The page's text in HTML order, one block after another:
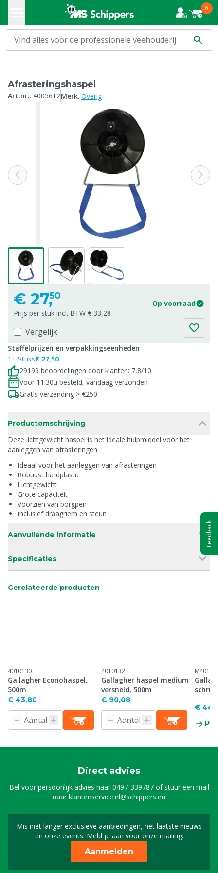
0
Afrasteringshaspel
Art.nr.: 4005612Merk: Overig
€ 27,50
Op voorraad
Prijs per stuk incl. BTW € 33,28
Vergelijk
Staffelprijzen en verpakkingseenheden
1+ Stuks€ 27,50
29199 beoordelingen door klanten: 7,8/10
Voor 11:30u besteld, vandaag verzonden
Gratis verzending > €250
Productomschrijving
Deze lichtgewicht haspel is het ideale hulpmiddel voor het
aanleggen van afrasteringen
Ideaal voor het aanleggen van afrasteringen
Robuust hardplastic
Lichtgewicht
Grote capaciteit
Voorzien van borgpen
Inclusief draagriem en steun
Aanvullende informatie
Specificaties
Gerelateerde producten
4010130
Gallagher Econohaspel,
500m
€ 43,80
4010132
Gallagher haspel medium
versneld, 500m
€ 90,08
€
Direct advies
Bel voor persoonlijk advies naar0497-339787of stuur een mail
naarklantenservice.nl@schippers.eu
Mis niet langer exclusieve aanbiedingen, het laatste nieuws
en onze events. Meld je aan voor onze mailing.
Schrijf je in voor onze
Aanmelden
Feedback